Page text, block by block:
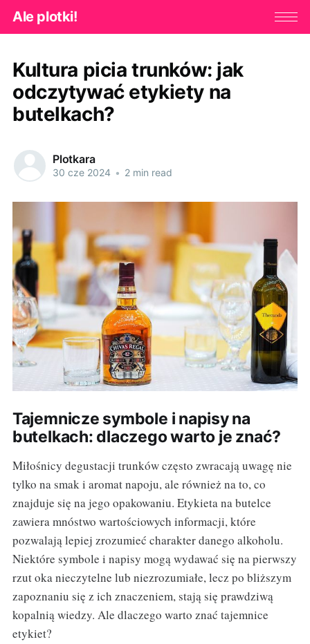
Ale plotki!
Kultura picia trunków: jak
odczytywać etykiety na
butelkach?
Plotkara
30 cze 2024 • 2 min read
Tajemnicze symbole i napisy na
butelkach: dlaczego warto je znać?
Miłośnicy degustacji trunków często zwracają uwagę nie
tylko na smak i aromat napoju, ale również na to, co
znajduje się na jego opakowaniu. Etykieta na butelce
zawiera mnóstwo wartościowych informacji, które
pozwalają lepiej zrozumieć charakter danego alkoholu.
Niektóre symbole i napisy mogą wydawać się na pierwszy
rzut oka nieczytelne lub niezrozumiałe, lecz po bliższym
zapoznaniu się z ich znaczeniem, stają się prawdziwą
kopalnią wiedzy. Ale dlaczego warto znać tajemnice
etykiet?